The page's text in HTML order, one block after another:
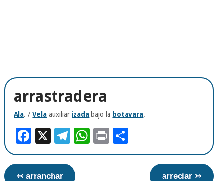
arrastradera
Ala. /Vela auxiliar izada bajo la botavara.
Facebook
X Telegram
WhatsApp
Print
↢ arranchar arreciar ↣